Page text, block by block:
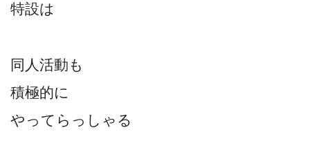
特設は
同人活動も
積極的に
やってらっしゃる